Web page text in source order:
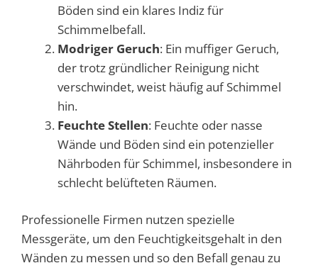
Böden sind ein klares Indiz für
Schimmelbefall.
Modriger Geruch: Ein muffiger Geruch,
der trotz gründlicher Reinigung nicht
verschwindet, weist häufig auf Schimmel
hin.
Feuchte Stellen: Feuchte oder nasse
Wände und Böden sind ein potenzieller
Nährboden für Schimmel, insbesondere in
schlecht belüfteten Räumen.
Professionelle Firmen nutzen spezielle
Messgeräte, um den Feuchtigkeitsgehalt in den
Wänden zu messen und so den Befall genau zu